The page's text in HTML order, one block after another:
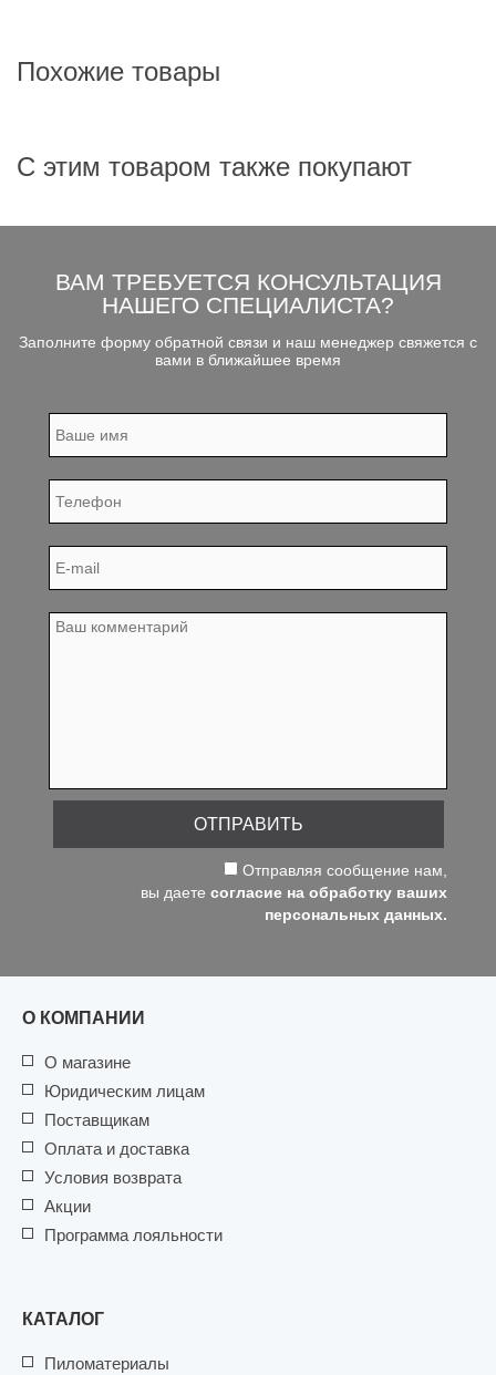
Похожие товары
С этим товаром также покупают
ВАМ ТРЕБУЕТСЯ КОНСУЛЬТАЦИЯ
НАШЕГО СПЕЦИАЛИСТА?
Заполните форму обратной связи и наш менеджер свяжется с
вами в ближайшее время
Отправляя сообщение нам,
вы даете согласие на обработку ваших
персональных данных.
ОТПРАВИТЬ
О КОМПАНИИ
О магазине
Юридическим лицам
Поставщикам
Оплата и доставка
Условия возврата
Акции
Программа лояльности
КАТАЛОГ
Пиломатериалы